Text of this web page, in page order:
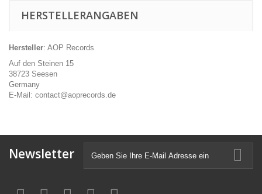
HERSTELLERANGABEN
Hersteller: AOP Records
Auf den Steinen 15
38723 Seesen
Germany
E-Mail: contact@aoprecords.de
Newsletter